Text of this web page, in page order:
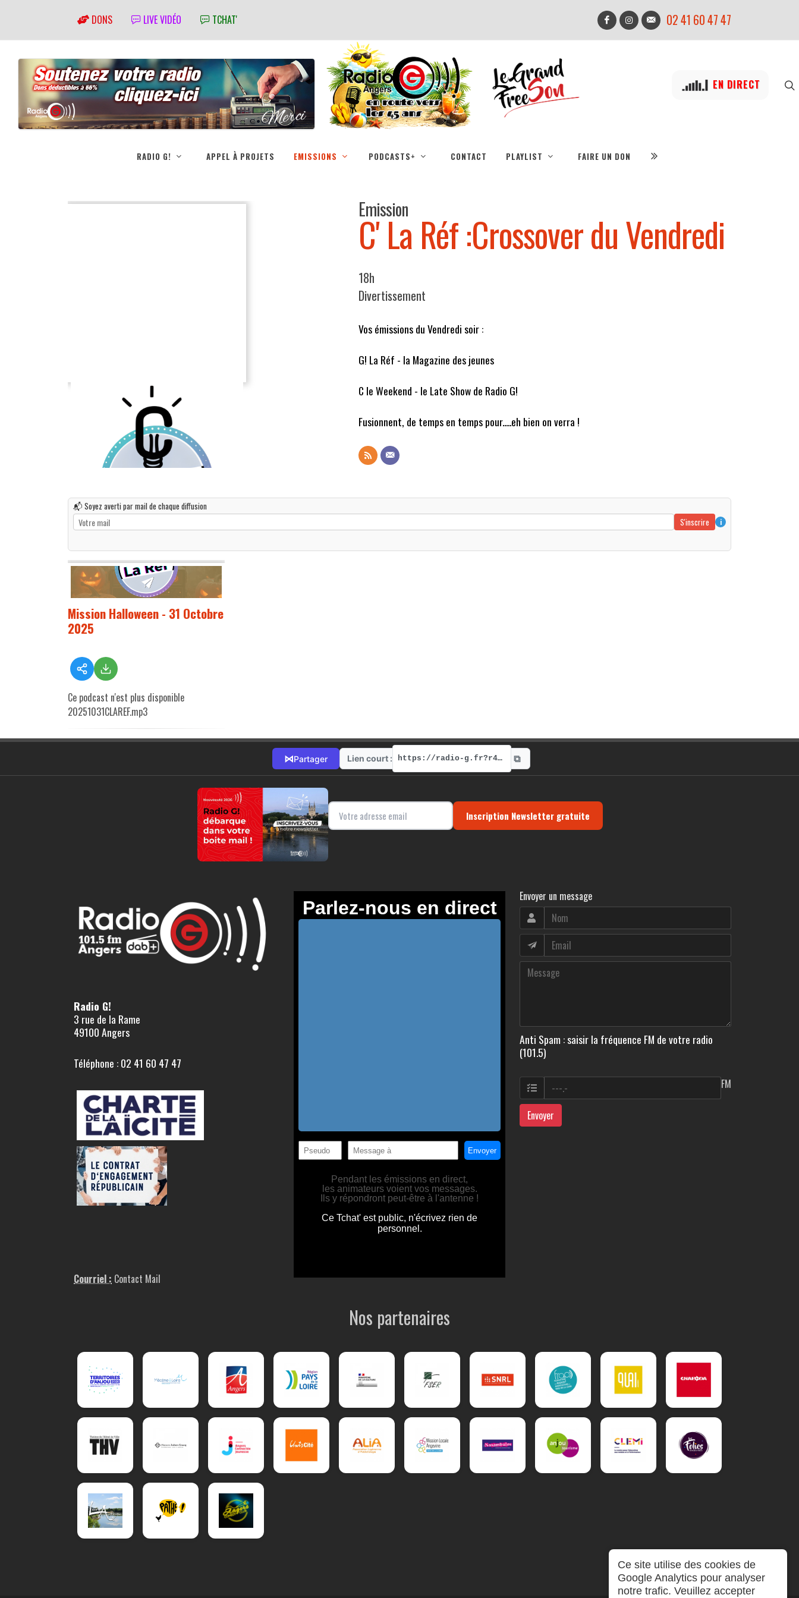
DONS LIVE VIDÉO TCHAT' 02 41 60 47 47
EN DIRECT
RADIO G! APPEL À PROJETS EMISSIONS PODCASTS+ CONTACT PLAYLIST FAIRE UN DON
Emission
C' La Réf :Crossover du Vendredi
18h
Divertissement
Vos émissions du Vendredi soir :
G! La Réf - la Magazine des jeunes
C le Weekend - le Late Show de Radio G!
Fusionnent, de temps en temps pour.....eh bien on verra !
📬 Soyez averti par mail de chaque diffusion
S'inscrire
i
Mission Halloween - 31 Octobre
2025
Ce podcast n'est plus disponible
20251031CLAREF.mp3
⋈Partager Lien court : https://radio-g.fr?r475 ⧉
Inscription Newsletter gratuite
Radio G!
3 rue de la Rame
49100 Angers
Téléphone : 02 41 60 47 47
Courriel : Contact Mail
Envoyer un message
Anti Spam : saisir la fréquence FM de votre radio
(101.5)
FM
Envoyer
Nos partenaires
Ce site utilise des cookies de
Google Analytics pour analyser
notre trafic. Veuillez accepter